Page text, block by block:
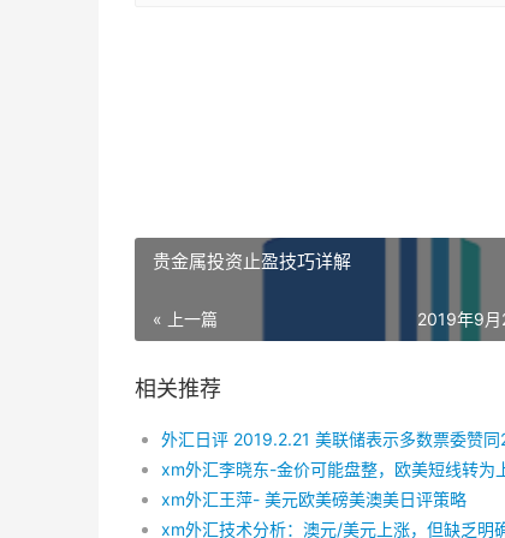
贵金属投资止盈技巧详解
« 上一篇 2019年9
相关推荐
xm外汇李晓东-金价可能盘整，欧美短线转为
xm外汇王萍- 美元欧美磅美澳美日评策略